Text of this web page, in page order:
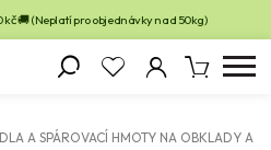
🚚 (Neplatí pro objednávky nad 50kg)
A SPÁROVACÍ HMOTY NA OBKLADY A